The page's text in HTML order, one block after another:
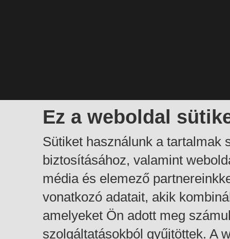
Ez a weboldal
Sütiket használunk a tartalmak
biztosításához, valamint
média és elemező
vonatkozó adatait, akik
amelyeket Ön adott meg
szolgáltatásokból gyűjtöttek. A